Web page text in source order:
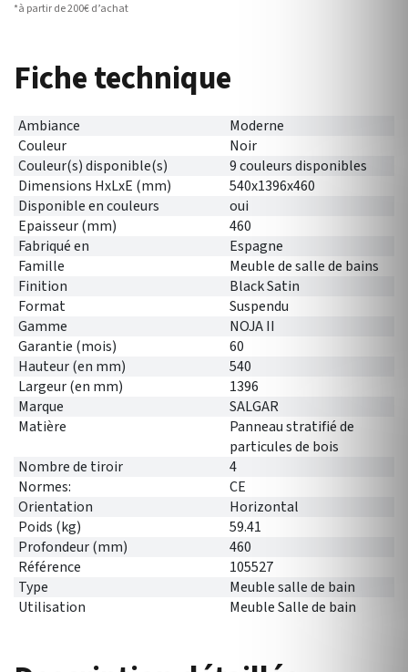
*à partir de 200€ d’achat
Fiche technique
Ambiance
Moderne
Couleur
Noir
Couleur(s) disponible(s)
9 couleurs disponibles
Dimensions HxLxE (mm)
540x1396x460
Disponible en couleurs
oui
Epaisseur (mm)
460
Fabriqué en
Espagne
Famille
Meuble de salle de bains
Finition
Black Satin
Format
Suspendu
Gamme
NOJA II
Garantie (mois)
60
Hauteur (en mm)
540
Largeur (en mm)
1396
Marque
SALGAR
Matière
Panneau stratifié de
particules de bois
Nombre de tiroir
4
Normes:
CE
Orientation
Horizontal
Poids (kg)
59.41
Profondeur (mm)
460
Référence
105527
Type
Meuble salle de bain
Utilisation
Meuble Salle de bain